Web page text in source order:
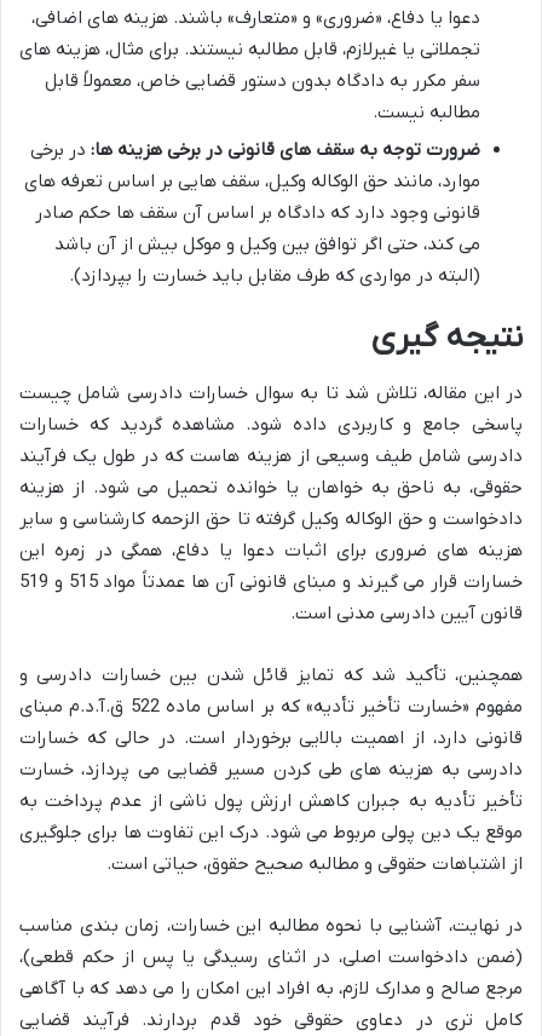
دعوا یا دفاع، «ضروری» و «متعارف» باشند. هزینه های اضافی،
تجملاتی یا غیرلازم، قابل مطالبه نیستند. برای مثال، هزینه های
سفر مکرر به دادگاه بدون دستور قضایی خاص، معمولاً قابل
مطالبه نیست.
ضرورت توجه به سقف های قانونی در برخی هزینه ها: در برخی
موارد، مانند حق الوکاله وکیل، سقف هایی بر اساس تعرفه های
قانونی وجود دارد که دادگاه بر اساس آن سقف ها حکم صادر
می کند، حتی اگر توافق بین وکیل و موکل بیش از آن باشد
(البته در مواردی که طرف مقابل باید خسارت را بپردازد).
نتیجه گیری
در این مقاله، تلاش شد تا به سوال خسارات دادرسی شامل چیست
پاسخی جامع و کاربردی داده شود. مشاهده گردید که خسارات
دادرسی شامل طیف وسیعی از هزینه هاست که در طول یک فرآیند
حقوقی، به ناحق به خواهان یا خوانده تحمیل می شود. از هزینه
دادخواست و حق الوکاله وکیل گرفته تا حق الزحمه کارشناسی و سایر
هزینه های ضروری برای اثبات دعوا یا دفاع، همگی در زمره این
خسارات قرار می گیرند و مبنای قانونی آن ها عمدتاً مواد 515 و 519
قانون آیین دادرسی مدنی است.
همچنین، تأکید شد که تمایز قائل شدن بین خسارات دادرسی و
مفهوم «خسارت تأخیر تأدیه» که بر اساس ماده 522 ق.آ.د.م مبنای
قانونی دارد، از اهمیت بالایی برخوردار است. در حالی که خسارات
دادرسی به هزینه های طی کردن مسیر قضایی می پردازد، خسارت
تأخیر تأدیه به جبران کاهش ارزش پول ناشی از عدم پرداخت به
موقع یک دین پولی مربوط می شود. درک این تفاوت ها برای جلوگیری
از اشتباهات حقوقی و مطالبه صحیح حقوق، حیاتی است.
در نهایت، آشنایی با نحوه مطالبه این خسارات، زمان بندی مناسب
(ضمن دادخواست اصلی، در اثنای رسیدگی یا پس از حکم قطعی)،
مرجع صالح و مدارک لازم، به افراد این امکان را می دهد که با آگاهی
کامل تری در دعاوی حقوقی خود قدم بردارند. فرآیند قضایی